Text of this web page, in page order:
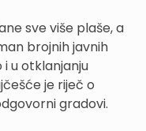
sve više plaše, a
brojnih javnih
i u otklanjanju
je riječ o
gradovi.